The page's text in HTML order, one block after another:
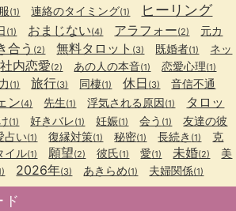
服(1) 連絡のタイミング(1) ヒーリング
(1) おまじない(4) アラフォー(2)
元カ
合う (2) 無料タロット (3) 既婚者(1)
ネッ
社内恋愛(2) あの人の本音(1) 恋愛心理(1)
(1) 旅行(3) 同棲(1) 休日 (3) 音信不通
ン(4) 先生(1) 浮気される原因(1)
タロッ
(1) 好きバレ(1) 妊娠(1) 会う (1)
友達の彼
占い(1) 復縁対策(1) 秘密(1) 長続き (1)
克
イル(1) 願望(2) 彼氏(1) 愛(1) 未婚(2)
美
2026年(3) あきらめ(1) 夫婦関係(1)
ド